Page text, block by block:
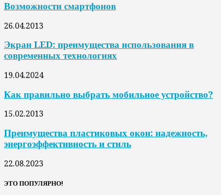
Возможности смартфонов
26.04.2013
Экран LED: преимущества использования в
современных технологиях
19.04.2024
Как правильно выбрать мобильное устройство?
15.02.2013
Преимущества пластиковых окон: надежность,
энергоэффективность и стиль
22.08.2023
ЭТО ПОПУЛЯРНО!